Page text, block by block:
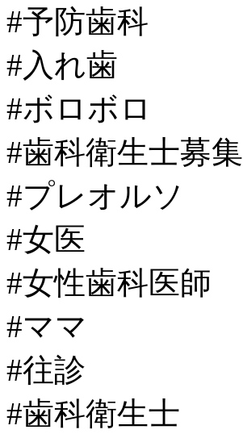
#予防歯科
#入れ歯
#ボロボロ
#歯科衛生士募集
#プレオルソ
#女医
#女性歯科医師
#ママ
#往診
#歯科衛生士